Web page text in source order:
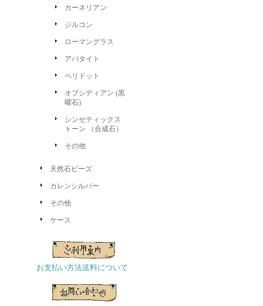
カーネリアン
ジルコン
ローマングラス
アパタイト
ペリドット
オブシディアン (黒
曜石)
シンセティックス
トーン （合成石）
その他
天然石ビーズ
カレンシルバー
その他
ケース
お支払い方法送料について